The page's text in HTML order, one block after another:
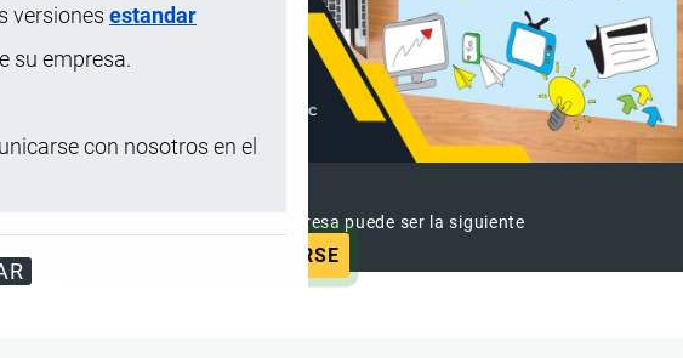
versiones estandar
su empresa.
con nosotros en el
ya vieron este anuncio, tu empresa puede ser la siguiente
SUSCRIBIRSE